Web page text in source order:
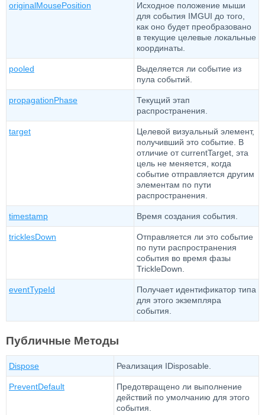
originalMousePosition
Исходное положение мыши
для события IMGUI до того,
как оно будет преобразовано
в текущие целевые локальные
координаты.
pooled
Выделяется ли событие из
пула событий.
propagationPhase
Текущий этап
распространения.
target
Целевой визуальный элемент,
получивший это событие. В
отличие от currentTarget, эта
цель не меняется, когда
событие отправляется другим
элементам по пути
распространения.
timestamp Время создания события.
tricklesDown
Отправляется ли это событие
по пути распространения
события во время фазы
TrickleDown.
eventTypeId
Получает идентификатор типа
для этого экземпляра
события.
Публичные Методы
Dispose Реализация IDisposable.
PreventDefault
Предотвращено ли выполнение
действий по умолчанию для этого
события.